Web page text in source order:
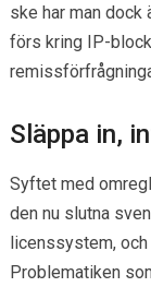
ske har man dock
förs kring IP-
Släppa in,
Syftet med
den nu slutna
licenssystem,
Problematiken